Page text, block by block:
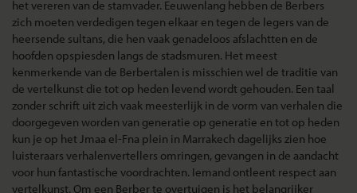
het vereren van de stamvader. Eeuwenlang hebben de Berbers
zich moeten verdedigen tegen elkaar en tegen de legers van de
heersende sultans, die hen vaak genadeloos afslachtten en de
hoofden opspiesden langs de stadsmuren. Het meest
kenmerkende van de Berbertalen is misschien wel de traditie van
de vertelkunst die tot op heden levend wordt gehouden. Een taal
zonder schrift uit zich vaak meesterlijk in de vorm van verhalen die
doorgegeven worden van generatie op generatie en tot op heden
kun je op het Jmaa el-Fna plein in Marrakech dagelijks zien hoe
luisteraars verhalenvertellers omringen, gevangen in de aandacht
voor hun fantastische voordrachten. Iemand ontleent respect aan
vertelkunst. Om een Berber te overtuigen is het belangrijker